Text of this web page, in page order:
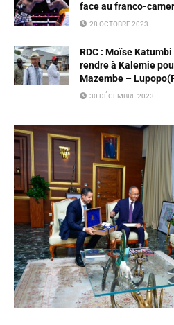
face au franco-
28 OCTOBRE 2023
RDC : Moïse
rendre à Kalemie
Mazembe –
30 DÉCEMBRE 2023